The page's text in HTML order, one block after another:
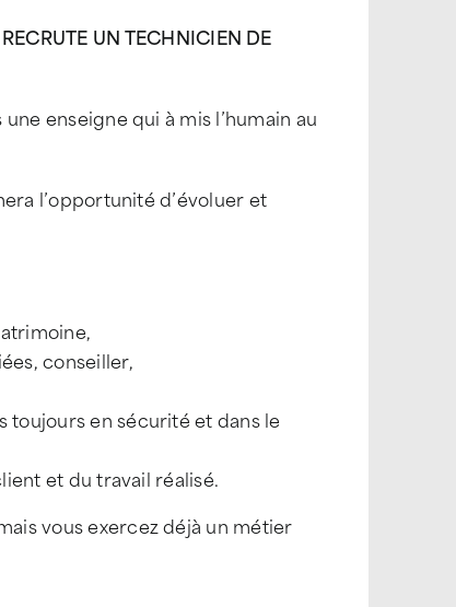
UN TECHNICIEN DE
enseigne qui à mis l’humain au
l’opportunité d’évoluer et
conseiller,
en sécurité et dans le
et du travail réalisé.
vous exercez déjà un métier